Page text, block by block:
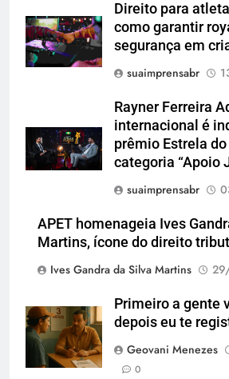
Direito para
como garantir
segurança em
suaimprensabr
Rayner Ferreira
internacional é
prêmio Estrela
categoria “Apoio
suaimprensabr
APET homenageia Ives
Martins, ícone do direito
Ives Gandra da Silva Martins
Primeiro a gente
depois eu te
Geovani Menezes
0